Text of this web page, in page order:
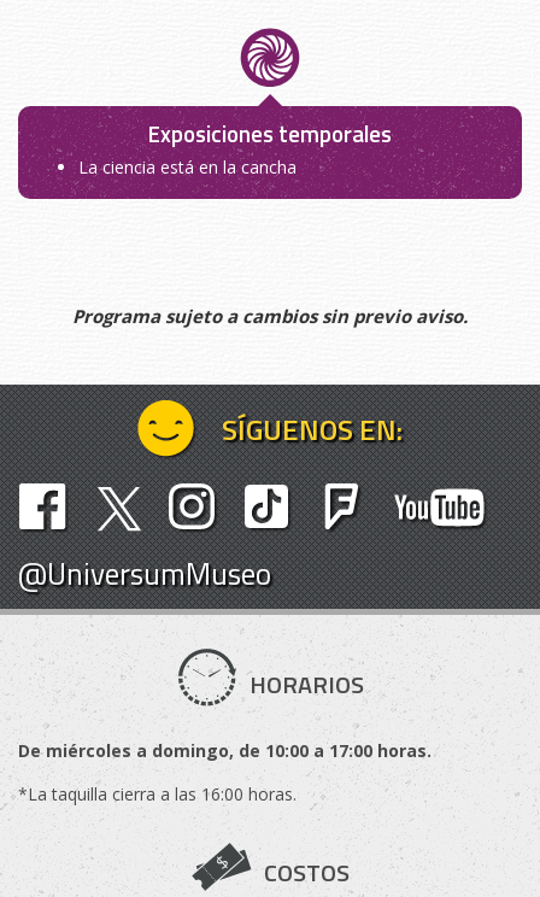
Exposiciones temporales
La ciencia está en la cancha
Programa sujeto a cambios sin previo aviso.
SÍGUENOS EN:
@UniversumMuseo
HORARIOS
De miércoles a domingo, de 10:00 a 17:00 horas.
*La taquilla cierra a las 16:00 horas.
COSTOS